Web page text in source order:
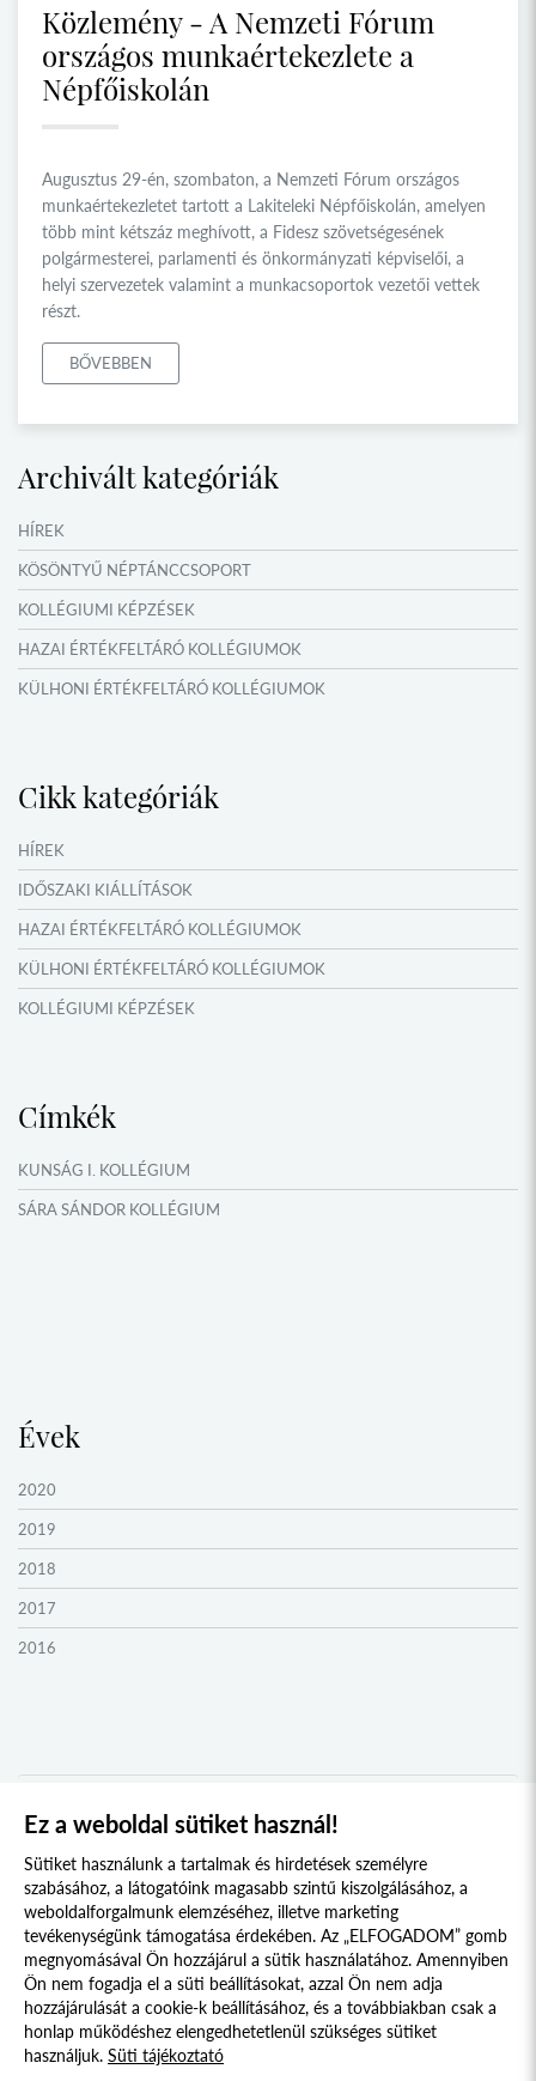
Közlemény - A Nemzeti Fórum
országos munkaértekezlete a
Népfőiskolán
Augusztus 29-én, szombaton, a Nemzeti Fórum országos
munkaértekezletet tartott a Lakiteleki Népfőiskolán, amelyen
több mint kétszáz meghívott, a Fidesz szövetségesének
polgármesterei, parlamenti és önkormányzati képviselői, a
helyi szervezetek valamint a munkacsoportok vezetői vettek
részt.
BŐVEBBEN
Archivált kategóriák
HÍREK
KÖSÖNTYŰ NÉPTÁNCCSOPORT
KOLLÉGIUMI KÉPZÉSEK
HAZAI ÉRTÉKFELTÁRÓ KOLLÉGIUMOK
KÜLHONI ÉRTÉKFELTÁRÓ KOLLÉGIUMOK
IDŐSZAKI KIÁLLÍTÁSOK
NYÁRI TÁBOROK
OKTATÁS, KULTÚRA
NÉPFŐISKOLA HÁLÓZAT ESEMÉNYEI
Cikk kategóriák
HÍREK
IDŐSZAKI KIÁLLÍTÁSOK
HAZAI ÉRTÉKFELTÁRÓ KOLLÉGIUMOK
KÜLHONI ÉRTÉKFELTÁRÓ KOLLÉGIUMOK
KOLLÉGIUMI KÉPZÉSEK
NYÁRI TÁBOROK
OKTATÁS, KULTÚRA
VERSENYEK, VETÉLKEDŐK
Címkék
KUNSÁG I. KOLLÉGIUM
SÁRA SÁNDOR KOLLÉGIUM
Évek
2020
2019
2018
2017
2016
2010
2009
1 2
Süti szabályzat Adatvédelmi nyilatkozat
Jogi nyilatkozat
© 2017 - 2026 NÉPFŐISKOLA ALAPÍTVÁNY, LAKITELEK. MINDEN JOG
Ez a weboldal sütiket használ!
Sütiket használunk a tartalmak és hirdetések személyre
szabásához, a látogatóink magasabb szintű kiszolgálásához, a
weboldalforgalmunk elemzéséhez, illetve marketing
tevékenységünk támogatása érdekében. Az „ELFOGADOM” gomb
megnyomásával Ön hozzájárul a sütik használatához. Amennyiben
Ön nem fogadja el a süti beállításokat, azzal Ön nem adja
hozzájárulását a cookie-k beállításához, és a továbbiakban csak a
honlap működéshez elengedhetetlenül szükséges sütiket
használjuk. Süti tájékoztató